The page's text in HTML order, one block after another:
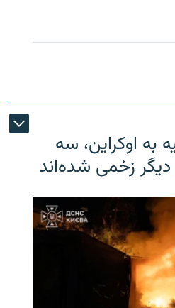
به اوکراین، سه
زخمی شده‌اند